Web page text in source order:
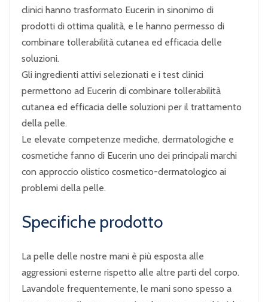
clinici hanno trasformato Eucerin in sinonimo di
prodotti di ottima qualità, e le hanno permesso di
combinare tollerabilità cutanea ed efficacia delle
soluzioni.
Gli ingredienti attivi selezionati e i test clinici
permettono ad Eucerin di combinare tollerabilità
cutanea ed efficacia delle soluzioni per il trattamento
della pelle.
Le elevate competenze mediche, dermatologiche e
cosmetiche fanno di Eucerin uno dei principali marchi
con approccio olistico cosmetico-dermatologico ai
problemi della pelle.
Specifiche prodotto
La pelle delle nostre mani è più esposta alle
aggressioni esterne rispetto alle altre parti del corpo.
Lavandole frequentemente, le mani sono spesso a